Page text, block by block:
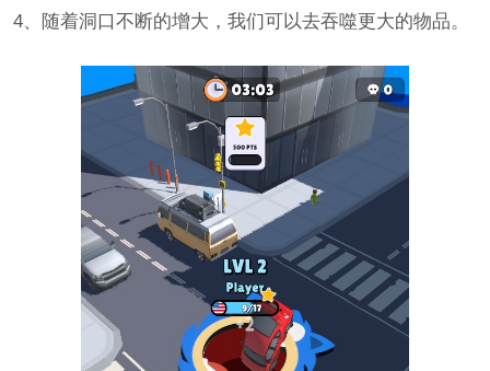
4、随着洞口不断的增大，我们可以去吞噬更大的物品。